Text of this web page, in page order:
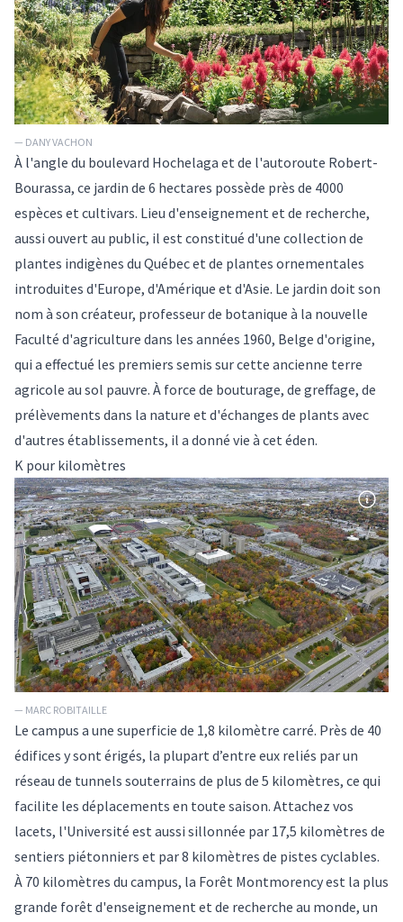
— DANY VACHON
À l'angle du boulevard Hochelaga et de l'autoroute Robert-
Bourassa, ce jardin de 6 hectares possède près de 4000
espèces et cultivars. Lieu d'enseignement et de recherche,
aussi ouvert au public, il est constitué d'une collection de
plantes indigènes du Québec et de plantes ornementales
introduites d'Europe, d'Amérique et d'Asie. Le jardin doit son
nom à son créateur, professeur de botanique à la nouvelle
Faculté d'agriculture dans les années 1960, Belge d'origine,
qui a effectué les premiers semis sur cette ancienne terre
agricole au sol pauvre. À force de bouturage, de greffage, de
prélèvements dans la nature et d'échanges de plants avec
d'autres établissements, il a donné vie à cet éden.
K pour kilomètres
— MARC ROBITAILLE
Le campus a une superficie de 1,8 kilomètre carré. Près de 40
édifices y sont érigés, la plupart d’entre eux reliés par un
réseau de tunnels souterrains de plus de 5 kilomètres, ce qui
facilite les déplacements en toute saison. Attachez vos
lacets, l'Université est aussi sillonnée par 17,5 kilomètres de
sentiers piétonniers et par 8 kilomètres de pistes cyclables.
À 70 kilomètres du campus, la Forêt Montmorency est la plus
grande forêt d'enseignement et de recherche au monde, un